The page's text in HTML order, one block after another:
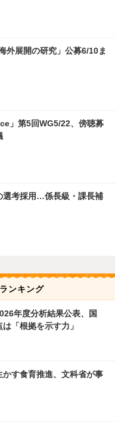
外展開の研究」公募6/10ま
」第5回WG5/22、傍聴募
選考採用…係長級・課長補
ンキング
年度分析結果公表、国
「根拠を示す力」
す食育推進、文科省が事